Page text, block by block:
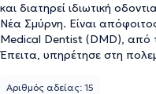
και διατηρεί ιδιωτική
Νέα Σμύρνη. Είναι
Medical Dentist (DMD), από
Έπειτα, υπηρέτησε στη
οδοντοπροσθετικό τμήμα
Αριθμός αδείας: 15